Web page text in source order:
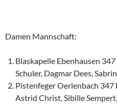
Damen Mannschaft:
Blaskapelle Ebenhausen
Schuler, Dagmar Dees,
Pistenfeger Oerlenbach
Astrid Christ, Sibille